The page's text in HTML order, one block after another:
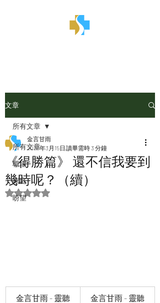
文章
所有文章
職場
家庭
盼望
所有文章
《得勝篇》 還不信我要到
幾時呢？（續）
金言甘雨
2025年3月15日 讀畢需時 3 分鐘
評等為 NaN（最高為 5 顆星）。
金言甘雨 - 靈聽
金言甘雨 - 靈聽